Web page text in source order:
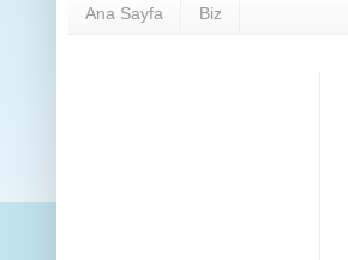
Ana Sayfa Biz